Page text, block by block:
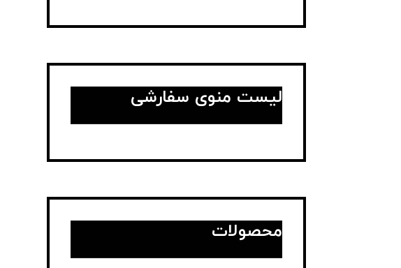
لیست منوی سفارشی
محصولات